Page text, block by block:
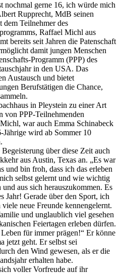
nochmal gerne 16, ich würde mich
Rupprecht, MdB seinen
dem Teilnehmer des
Raffael Michl aus
bereits seit Jahren die Patenschaft
damit jungen Menschen
Programm (PPP) des
in den USA. Das
Austausch und bietet
Berufstätigen die Chance,
in Pleystein zu einer Art
von PPP-Teilnehmenden
war auch Emma Schinabeck
Jährige wird ab Sommer 10
über diese Zeit auch
aus Austin, Texas an. „Es war
und bin froh, dass ich das erleben
selbst gelernt und wie wichtig
aus sich herauszukommen. Es
Jahr! Gerade über den Sport, ich
neue Freunde kennengelernt.
und unglaublich viel gesehen
Feiertagen erleben dürfen.
für immer prägen!“ Er könne
jetzt geht. Er selbst sei
den Wind gewesen, als er die
erhalten habe.
voller Vorfreude auf ihr